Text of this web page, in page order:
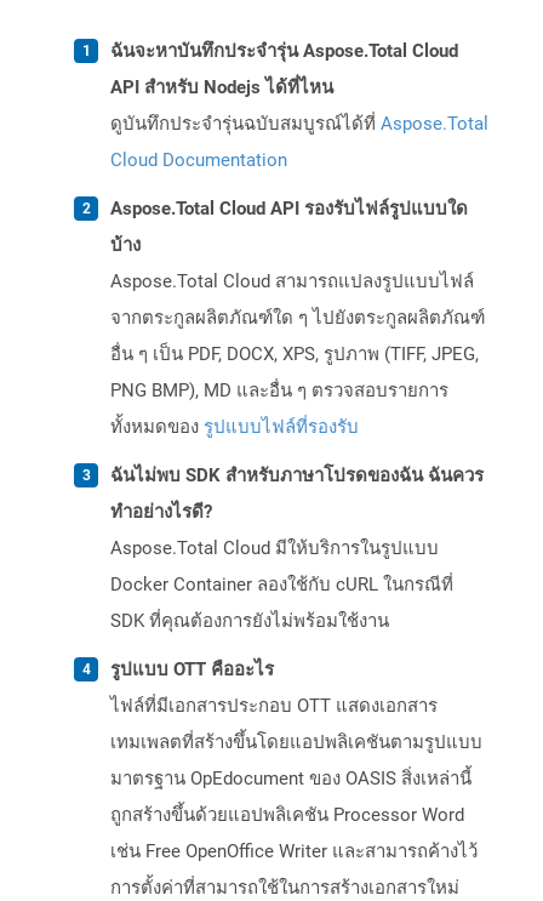
ฉันจะหาบันทึกประจำรุ่น Aspose.Total Cloud
API สำหรับ Nodejs ได้ที่ไหน
ดูบันทึกประจำรุ่นฉบับสมบูรณ์ได้ที่ Aspose.Total
Cloud Documentation
Aspose.Total Cloud API รองรับไฟล์รูปแบบใด
บ้าง
Aspose.Total Cloud สามารถแปลงรูปแบบไฟล์
จากตระกูลผลิตภัณฑ์ใด ๆ ไปยังตระกูลผลิตภัณฑ์
อื่น ๆ เป็น PDF, DOCX, XPS, รูปภาพ (TIFF, JPEG,
PNG BMP), MD และอื่น ๆ ตรวจสอบรายการ
ทั้งหมดของ รูปแบบไฟล์ที่รองรับ
ฉันไม่พบ SDK สำหรับภาษาโปรดของฉัน ฉันควร
ทำอย่างไรดี?
Aspose.Total Cloud มีให้บริการในรูปแบบ
Docker Container ลองใช้กับ cURL ในกรณีที่
SDK ที่คุณต้องการยังไม่พร้อมใช้งาน
รูปแบบ OTT คืออะไร
ไฟล์ที่มีเอกสารประกอบ OTT แสดงเอกสาร
เทมเพลตที่สร้างขึ้นโดยแอปพลิเคชันตามรูปแบบ
มาตรฐาน OpEdocument ของ OASIS สิ่งเหล่านี้
ถูกสร้างขึ้นด้วยแอปพลิเคชัน Processor Word
เช่น Free OpenOffice Writer และสามารถค้างไว้
การตั้งค่าที่สามารถใช้ในการสร้างเอกสารใหม่